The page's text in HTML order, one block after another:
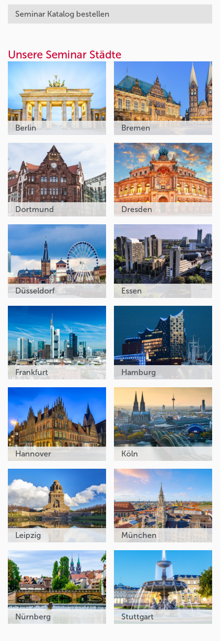
Seminar Katalog bestellen
Unsere Seminar Städte
Berlin Bremen
Dortmund Dresden
Düsseldorf Essen
Frankfurt Hamburg
Hannover Köln
Leipzig München
Nürnberg Stuttgart